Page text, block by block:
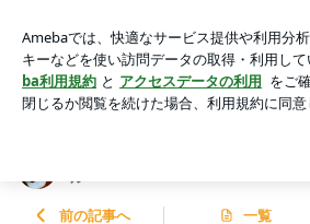
意識革命と三島由紀夫：柴犬スピリチ
アプリをダウンロードして ブログの更新通知
ょう。
ル
前の記事へ 一覧